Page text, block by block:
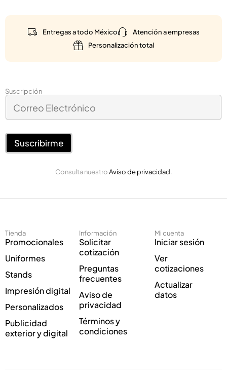
Entregas a todo México
Atención a empresas
Personalización total
Suscripción
E
t
ó
o
r
r
o
E
e
c
r
ó
c
C
r
r
o
c
n
i
c
o
*
Suscribirme
Consulta nuestroAviso de privacidad.
Tienda
Promocionales
Uniformes
Stands
Impresión digital
Personalizados
Publicidad
exterior y digital
Información
Solicitar
cotización
Preguntas
frecuentes
Aviso de
privacidad
Términos y
condiciones
Mi cuenta
Iniciar sesión
Ver
cotizaciones
Actualizar
datos